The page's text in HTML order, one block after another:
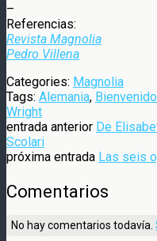
–
Referencias:
Revista Magnolia
Pedro Villena
Categories: Magnolia
Tags: Alemania,
Wright
entrada anterior De
Scolari
próxima entrada Las seis
Comentarios
No hay comentarios todavía.